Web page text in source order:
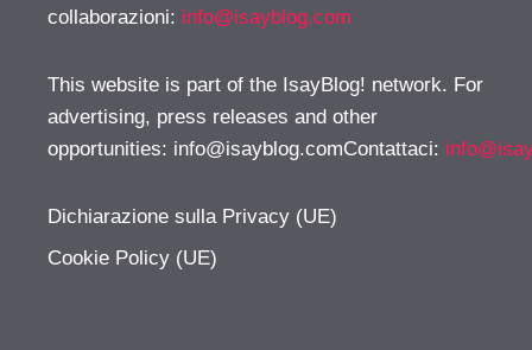
collaborazioni: info@isayblog.com
This website is part of the IsayBlog! network. For
advertising, press releases and other
opportunities: info@isayblog.comContattaci:
Dichiarazione sulla Privacy (UE)
Cookie Policy (UE)